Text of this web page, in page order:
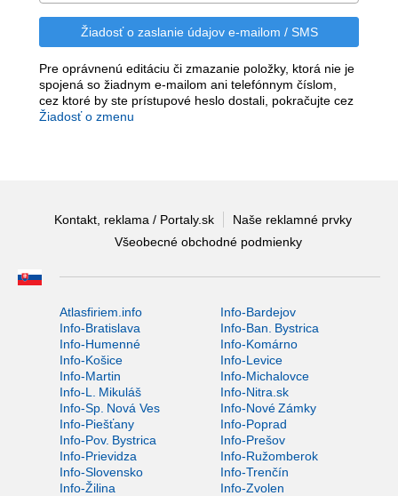
Pre oprávnenú editáciu či zmazanie položky, ktorá nie je
spojená so žiadnym e-mailom ani telefónnym číslom,
cez ktoré by ste prístupové heslo dostali, pokračujte cez
Žiadosť o zmenu
Kontakt, reklama / Portaly.sk
Naše reklamné prvky
Všeobecné obchodné podmienky
Atlasfiriem.info
Info-Bardejov
Info-Bratislava
Info-Ban. Bystrica
Info-Humenné
Info-Komárno
Info-Košice
Info-Levice
Info-Martin
Info-Michalovce
Info-L. Mikuláš
Info-Nitra.sk
Info-Sp. Nová Ves
Info-Nové Zámky
Info-Piešťany
Info-Poprad
Info-Pov. Bystrica
Info-Prešov
Info-Prievidza
Info-Ružomberok
Info-Slovensko
Info-Trenčín
Info-Žilina
Info-Zvolen